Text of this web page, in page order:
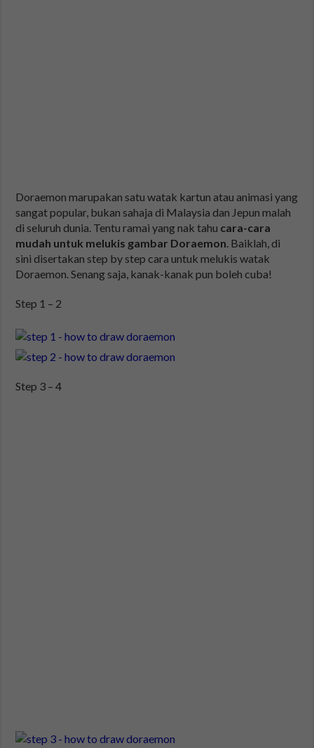
Doraemon marupakan satu watak kartun atau animasi yang
sangat popular, bukan sahaja di Malaysia dan Jepun malah
di seluruh dunia. Tentu ramai yang nak tahu cara-cara
mudah untuk melukis gambar Doraemon. Baiklah, di
sini disertakan step by step cara untuk melukis watak
Doraemon. Senang saja, kanak-kanak pun boleh cuba!
Step 1 – 2
Step 3 – 4